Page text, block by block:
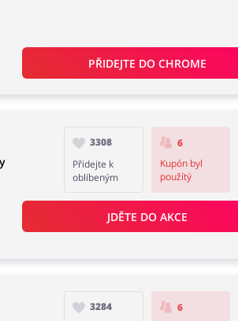
3308
Přidejte k
oblíbeným
6
Kupón byl
použítý
JDĚTE DO AKCE
3284
6
PŘIDEJTE DO CHROME